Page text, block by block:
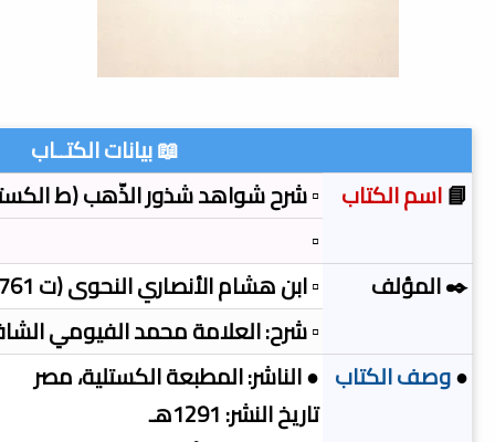
📖 بيانات الكتــاب
📘اسم الكتاب ▫️ شرح شواهد شذور الذّهب (ط
▫️
✒️ المؤلف
▫️ ابن هشام الأنصاري النحوى (ت 761 هـ)
▫️ شرح: العلامة محمد الفيومي
●وصف الكتاب ● الناشر: المطبعة الكستلية، مصر
تاريخ النشر: 1291هـ